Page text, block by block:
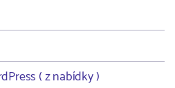
( z nabídky )